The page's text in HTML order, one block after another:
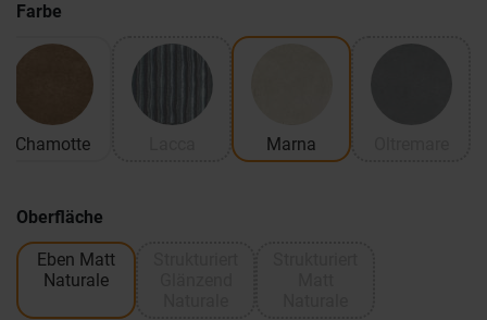
Farbe
Chamotte Marna
Oberfläche
Eben Matt
Naturale